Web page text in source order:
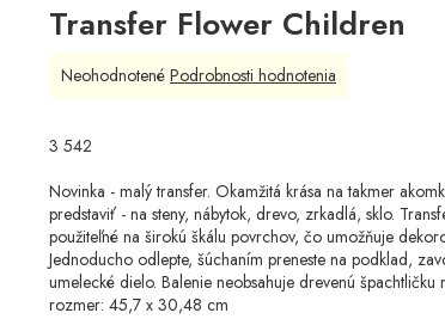
Transfer Flower Children
3 542
Novinka - malý transfer. Okamžitá krása na takmer
predstaviť - na steny, nábytok, drevo, zrkadlá, sklo.
použiteľné na širokú škálu povrchov, čo umožňuje
Jednoducho odlepte, šúchaním preneste na podklad,
umelecké dielo. Balenie neobsahuje drevenú
rozmer: 45,7 x 30,48 cm
Priemerné
je
z
5
hviezdičiek.
Neohodnotené Podrobnosti hodnotenia